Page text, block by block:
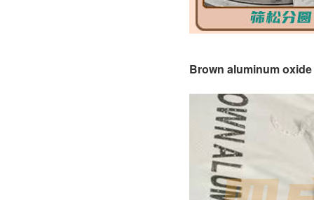
Brown aluminum oxide